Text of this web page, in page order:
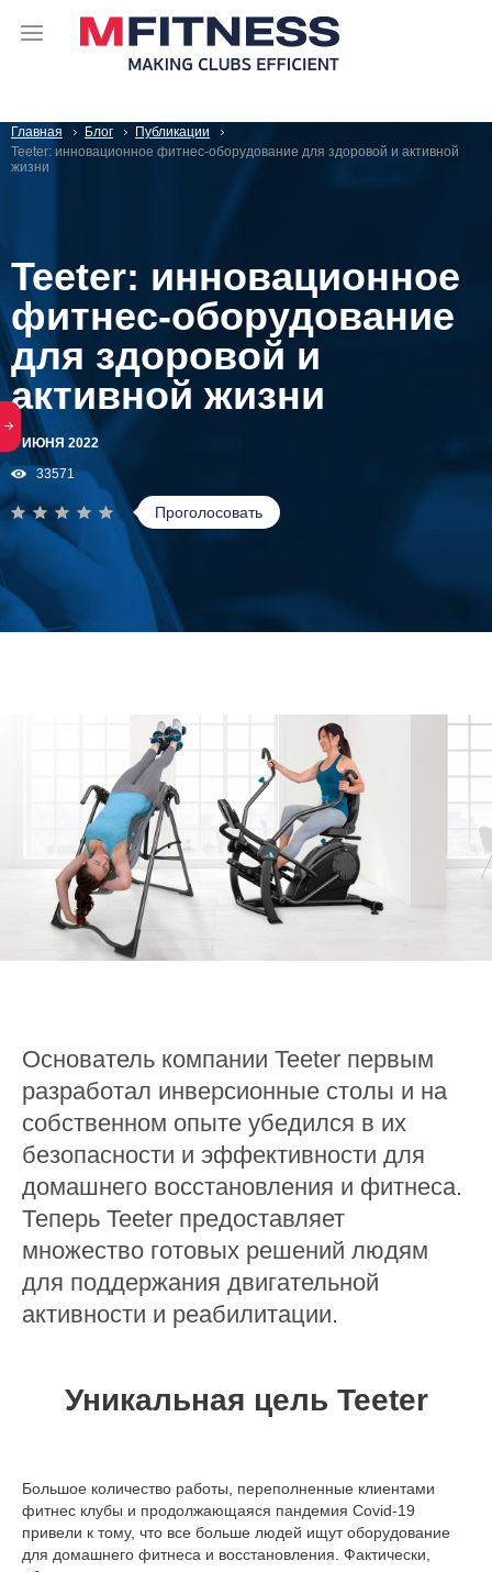
Главная Блог
Публикации
Teeter: инновационное фитнес-оборудование для здоровой и активной
жизни
Teeter: инновационное
фитнес-оборудование
для здоровой и
активной жизни
2 ИЮНЯ 2022
33571
Проголосовать
Основатель компании Teeter первым
разработал инверсионные столы и на
собственном опыте убедился в их
безопасности и эффективности для
домашнего восстановления и фитнеса.
Теперь Teeter предоставляет
множество готовых решений людям
для поддержания двигательной
активности и реабилитации.
Уникальная цель Teeter
Большое количество работы, переполненные клиентами
фитнес клубы и продолжающаяся пандемия Covid-19
привели к тому, что все больше людей ищут оборудование
для домашнего фитнеса и восстановления. Фактически,